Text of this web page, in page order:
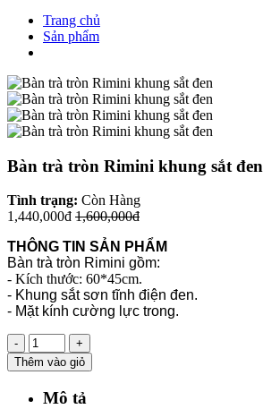
Trang chủ
Sản phẩm
Bàn trà tròn Rimini khung sắt đen
Tình trạng: Còn Hàng
1,440,000đ 1,600,000đ
THÔNG TIN SẢN PHẨM
Bàn trà tròn Rimini gồm:
- Kích thước: 60*45cm.
- Khung sắt sơn tĩnh điện đen.
- Mặt kính cường lực trong.
-
+
Thêm vào giỏ
Mô tả